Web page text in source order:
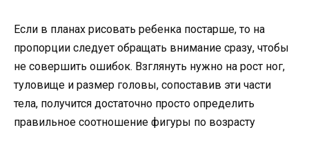
Если в планах рисовать ребенка постарше, то на
пропорции следует обращать внимание сразу, чтобы
не совершить ошибок. Взглянуть нужно на рост ног,
туловище и размер головы, сопоставив эти части
тела, получится достаточно просто определить
правильное соотношение фигуры по возрасту